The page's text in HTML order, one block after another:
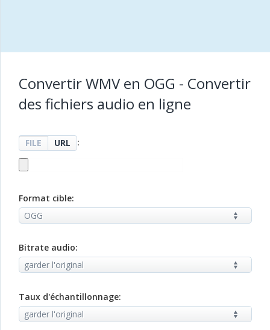
Convertir WMV en OGG - Convertir
des fichiers audio en ligne
FILE URL :
Format cible:
Bitrate audio:
Taux d'échantillonnage: